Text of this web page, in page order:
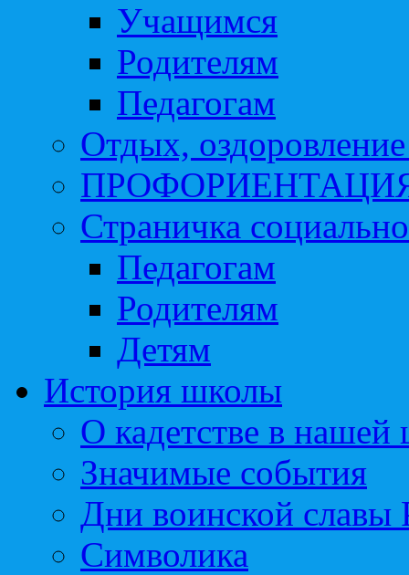
Учащимся
Родителям
Педагогам
Отдых, оздоровление
Страничка
Педагогам
Родителям
Детям
История школы
О кадетстве в нашей
Значимые события
Дни воинской славы
Символика